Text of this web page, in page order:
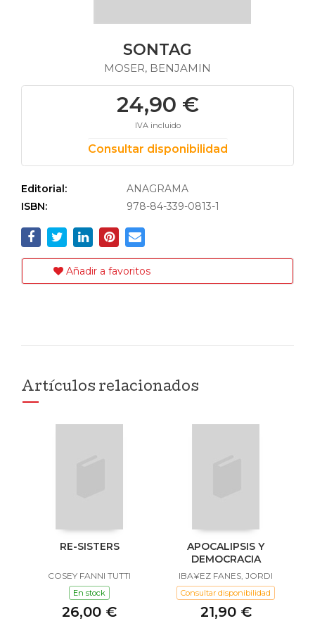
SONTAG
MOSER, BENJAMIN
24,90 €
IVA incluido
Consultar disponibilidad
Editorial:
ANAGRAMA
ISBN:
978-84-339-0813-1
Añadir a favoritos
Artículos relacionados
RE-SISTERS
COSEY FANNI TUTTI
En stock
26,00 €
APOCALIPSIS Y
DEMOCRACIA
IBA¥EZ FANES, JORDI
Consultar disponibilidad
21,90 €